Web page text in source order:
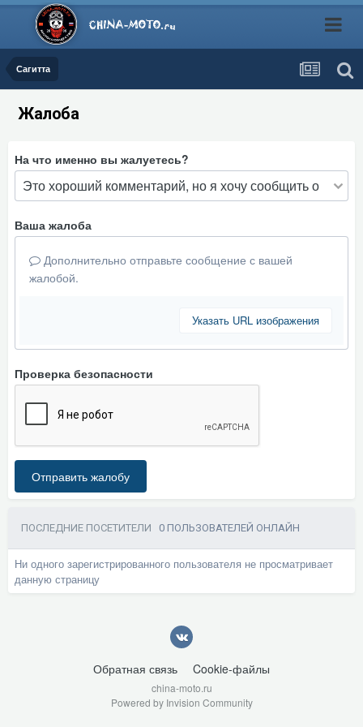
Сагитта
Жалоба
На что именно вы жалуетесь?
Ваша жалоба
Дополнительно отправьте сообщение с вашей
жалобой.
Указать URL изображения
Проверка безопасности
Отправить жалобу
ПОСЛЕДНИЕ ПОСЕТИТЕЛИ 0 ПОЛЬЗОВАТЕЛЕЙ ОНЛАЙН
Ни одного зарегистрированного пользователя не просматривает
данную страницу
Обратная связь Cookie-файлы
china-moto.ru
Powered by Invision Community